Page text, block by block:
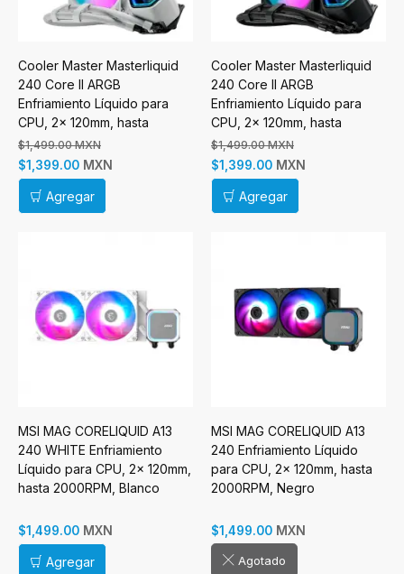
Cooler Master Masterliquid
240 Core II ARGB
Enfriamiento Líquido para
CPU, 2x 120mm, hasta
1750RPM, Blanco
$1,499.00 MXN
$1,399.00 MXN
Agregar
Cooler Master Masterliquid
240 Core II ARGB
Enfriamiento Líquido para
CPU, 2x 120mm, hasta
1750RPM, Negro
$1,499.00 MXN
$1,399.00 MXN
Agregar
MSI MAG CORELIQUID A13
240 WHITE Enfriamiento
Líquido para CPU, 2x 120mm,
hasta 2000RPM, Blanco
$1,499.00 MXN
Agregar
MSI MAG CORELIQUID A13
240 Enfriamiento Líquido
para CPU, 2x 120mm, hasta
2000RPM, Negro
$1,499.00 MXN
Agotado